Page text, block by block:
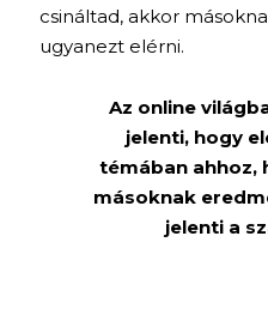
csináltad, akkor
ugyanezt elérni.
Az online
jelenti, hogy
témában ahhoz,
másoknak
jelenti a